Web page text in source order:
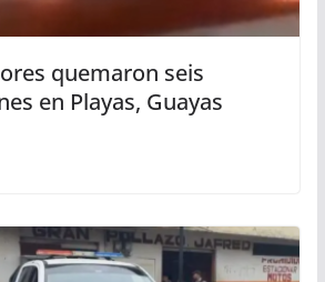
quemaron seis
en Playas, Guayas